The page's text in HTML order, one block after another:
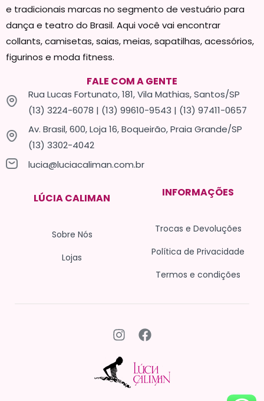
e tradicionais marcas no segmento de vestuário para
dança e teatro do Brasil. Aqui você vai encontrar
collants, camisetas, saias, meias, sapatilhas, acessórios,
figurinos e moda fitness.
FALE COM A GENTE
Rua Lucas Fortunato, 181, Vila Mathias, Santos/SP
(13) 3224-6078 | (13) 99610-9543 | (13) 97411-0657
Av. Brasil, 600, Loja 16, Boqueirão, Praia Grande/SP
(13) 3302-4042
lucia@luciacaliman.com.br
LÚCIA CALIMAN
Sobre Nós
Lojas
INFORMAÇÕES
Trocas e Devoluções
Política de Privacidade
Termos e condições